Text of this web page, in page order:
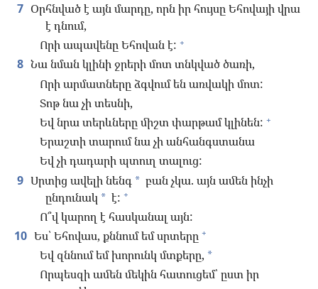
7 Օրհնված է այն մարդը, որն իր հույսը Եհովայի վրա
է դնում,
Որի ապավենը Եհովան է: +
8 Նա նման կլինի ջրերի մոտ տնկված ծառի,
Որի արմատները ձգվում են առվակի մոտ:
Տոթ նա չի տեսնի,
Եվ նրա տերևները միշտ փարթամ կլինեն: +
Երաշտի տարում նա չի անհանգստանա
Եվ չի դադարի պտուղ տալուց:
9 Սրտից ավելի նենգ * բան չկա. այն ամեն ինչի
ընդունակ * է: +
Ո՞վ կարող է հասկանալ այն:
10 Ես՝ Եհովաս, քննում եմ սրտերը +
Եվ զննում եմ խորունկ մտքերը, *
Որպեսզի ամեն մեկին հատուցեմ՝ ըստ իր